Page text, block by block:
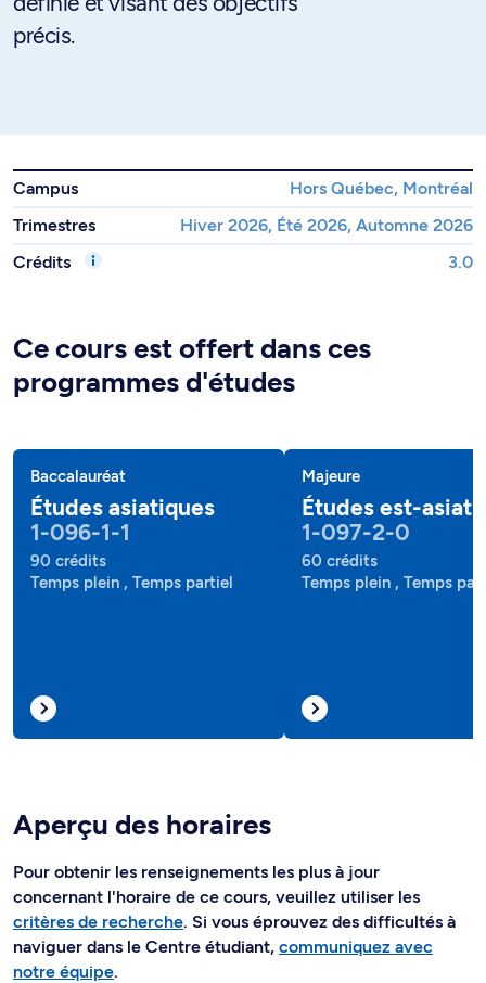
précis.
Campus
Hors Québec, Montréal
Trimestres
Hiver 2026, Été 2026, Automne 2026
Crédits
3.0
Ce cours est offert dans ces
programmes d'études
Baccalauréat
Études asiatiques
1-096-1-1
90 crédits
Temps plein , Temps partiel
Majeure
Études est-
1-097-2-0
60 crédits
Temps plein , Temps
Aperçu des horaires
Pour obtenir les renseignements les plus à jour
concernant l'horaire de ce cours, veuillez utiliser les
critères de recherche. Si vous éprouvez des difficultés à
naviguer dans le Centre étudiant, communiquez avec
notre équipe.